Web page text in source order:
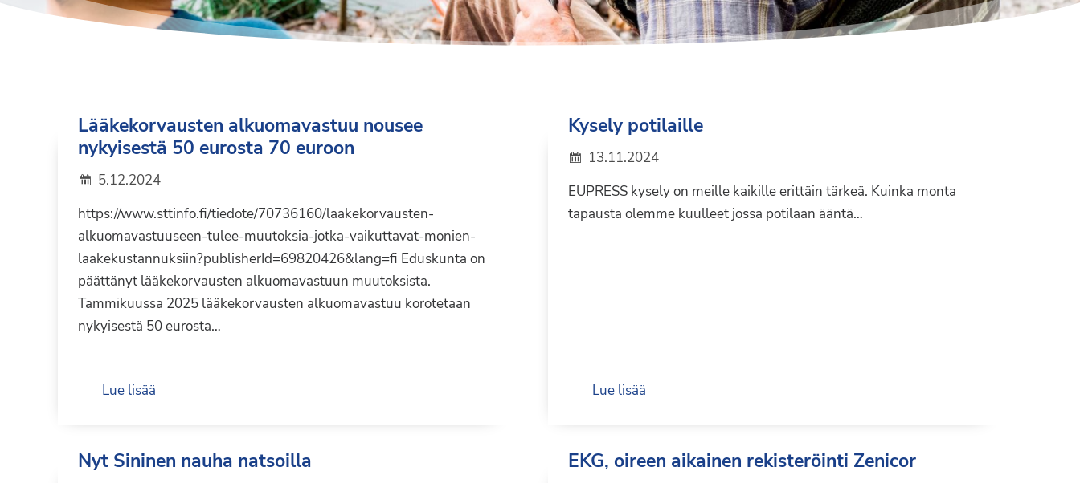
Syöpäyhdistyksen
jäsenjärjestö.
Lääkekorvausten alkuomavastuu nousee
nykyisestä 50 eurosta 70 euroon
5.12.2024
https://www.sttinfo.fi/tiedote/70736160/laakekorvausten-
alkuomavastuuseen-tulee-muutoksia-jotka-vaikuttavat-monien-
laakekustannuksiin?publisherId=69820426&lang=fi Eduskunta on
päättänyt lääkekorvausten alkuomavastuun muutoksista.
Tammikuussa 2025 lääkekorvausten alkuomavastuu korotetaan
nykyisestä 50 eurosta…
Lue lisää
Kysely potilaille
13.11.2024
EUPRESS kysely on meille kaikille erittäin tärkeä. Kuinka monta
tapausta olemme kuulleet jossa potilaan ääntä…
Lue lisää
Nyt Sininen nauha natsoilla EKG, oireen aikainen rekisteröinti Zenicor